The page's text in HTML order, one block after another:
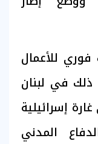
للأعمال
ذلك في لبنان
إسرائيلية
المدني